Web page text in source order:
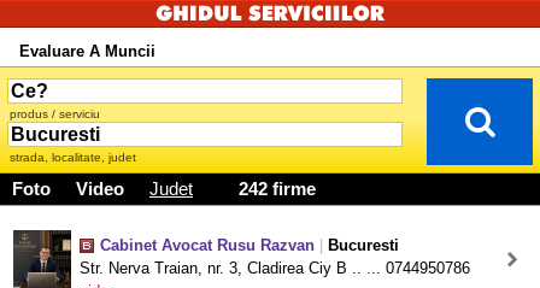
Evaluare A Muncii
produs / serviciu
strada, localitate, judet
Foto Video Judet 242 firme
Cabinet Avocat Rusu Razvan
Bucuresti
Str. Nerva Traian, nr. 3, Cladirea Ciy B .. ... 0744950786